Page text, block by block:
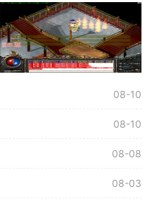
08-10
08-10
08-08
08-03